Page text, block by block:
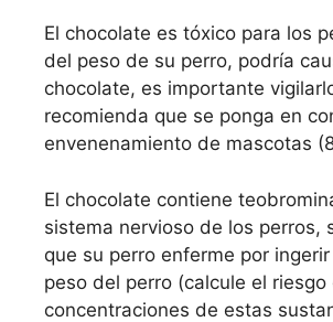
El chocolate es tóxico para los
del peso de su perro, podría
chocolate, es importante
recomienda que se ponga en
envenenamiento de mascotas
El chocolate contiene
sistema nervioso de los perros,
que su perro enferme por
peso del perro (calcule el
concentraciones de estas